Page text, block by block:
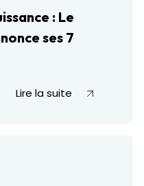
: Le
ses 7
Lire la suite